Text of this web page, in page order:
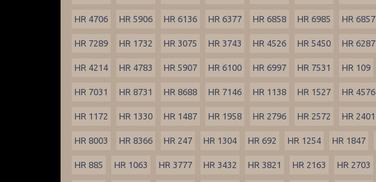
HR 4706 HR 5906 HR 6136 HR 6377 HR 6858 HR 6985 HR 6857
HR 7289 HR 1732 HR 3075 HR 3743 HR 4526 HR 5450 HR 6287
HR 4214 HR 4783 HR 5907 HR 6100 HR 6997 HR 7531 HR 109
HR 7031 HR 8731 HR 8688 HR 7146 HR 1138 HR 1527 HR 4576
HR 1172 HR 1330 HR 1487 HR 1958 HR 2796 HR 2572 HR 2401
HR 8003 HR 8366 HR 247 HR 1304 HR 692 HR 1254 HR 1847
HR 885 HR 1063 HR 3777 HR 3432 HR 3821 HR 2163 HR 2703